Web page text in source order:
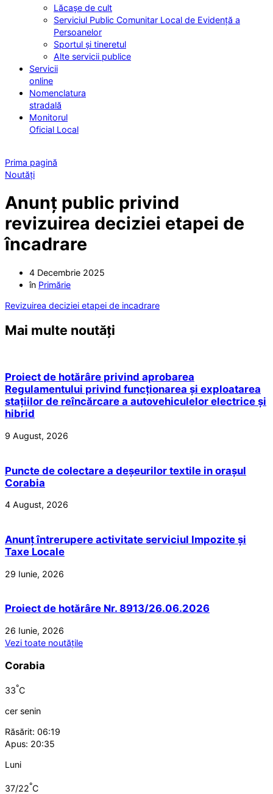
Lăcașe de cult
Serviciul Public Comunitar Local de Evidență a
Persoanelor
Sportul și tineretul
Alte servicii publice
Servicii
online
Nomenclatura
stradală
Monitorul
Oficial Local
Prima pagină
Noutăți
Anunț public privind
revizuirea deciziei etapei de
încadrare
4 Decembrie 2025
în Primărie
Revizuirea deciziei etapei de incadrare
Mai multe noutăți
Proiect de hotărâre privind aprobarea
Regulamentului privind funcționarea și exploatarea
stațiilor de reîncărcare a autovehiculelor electrice și
hibrid
9 August, 2026
Puncte de colectare a deșeurilor textile in orașul
Corabia
4 August, 2026
Anunț întrerupere activitate serviciul Impozite și
Taxe Locale
29 Iunie, 2026
Proiect de hotărâre Nr. 8913/26.06.2026
26 Iunie, 2026
Vezi toate noutățile
Corabia
33°C
cer senin
Răsărit: 06:19
Apus: 20:35
Luni
37/22°C